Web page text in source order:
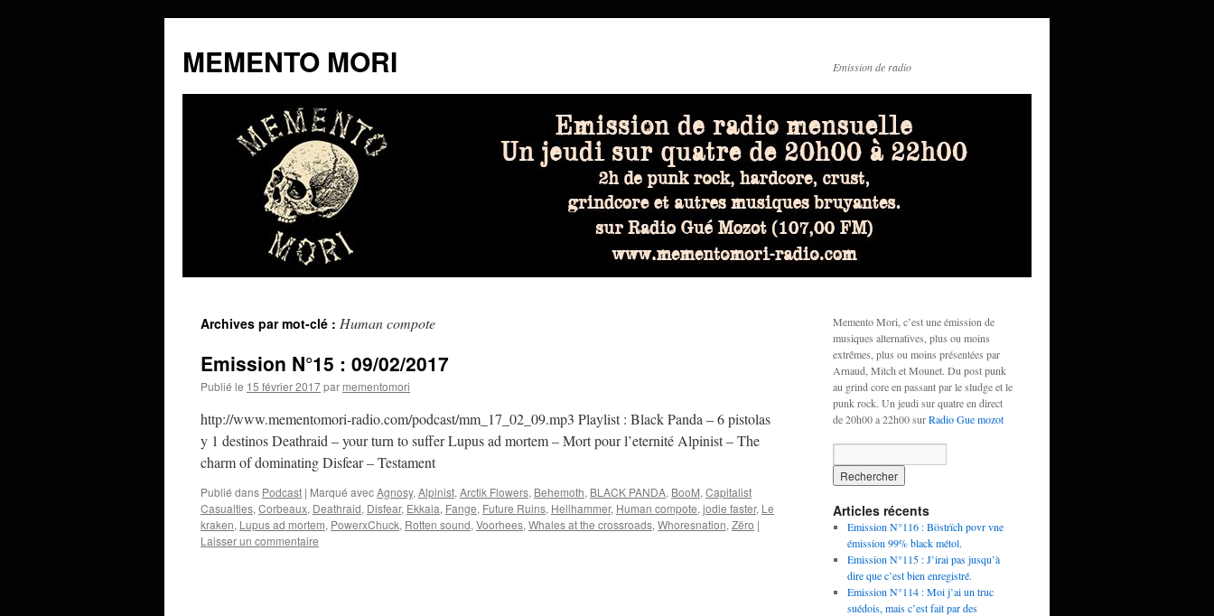
MEMENTO MORI Emission de radio
contenu
Archives par mot-clé : Human compote
Emission N°15 : 09/02/2017
Publié le 15 février 2017par mementomori
http://www.mementomori-radio.com/podcast/mm_17_02_09.mp3 Playlist : Black Panda – 6 pistolas
y 1 destinos Deathraid – your turn to suffer Lupus ad mortem – Mort pour l’eternité Alpinist – The
charm of dominating Disfear – Testament
Publié dans Podcast | Marqué avecAgnosy, Alpinist, Arctik Flowers, Behemoth, BLACK PANDA, BooM, Capitalist
Casualties, Corbeaux, Deathraid, Disfear, Ekkaia, Fange, Future Ruins, Hellhammer, Human compote, jodie faster, Le
kraken, Lupus ad mortem, PowerxChuck, Rotten sound, Voorhees, Whales at the crossroads, Whoresnation, Zëro |
Laisser un commentaire
Memento Mori, c’est une émission de
musiques alternatives, plus ou moins
extrêmes, plus ou moins présentées par
Arnaud, Mitch et Mounet. Du post punk
au grind core en passant par le sludge et le
punk rock. Un jeudi sur quatre en direct
de 20h00 a 22h00 surRadio Gue mozot
Articles récents
Emission N°116 : Böstrïch povr vne
émission 99% black métol.
Emission N°115 : J’irai pas jusqu’à
dire que c’est bien enregistré.
Emission N°114 : Moi j’ai un truc
suédois, mais c’est fait par des